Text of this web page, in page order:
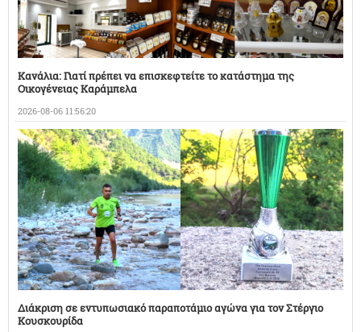
Κανάλια: Γιατί πρέπει να επισκεφτείτε το κατάστημα της
Οικογένειας Καράμπελα
2026-08-06 11:56:20
Διάκριση σε εντυπωσιακό παραποτάμιο αγώνα για τον Στέργιο
Κουσκουρίδα